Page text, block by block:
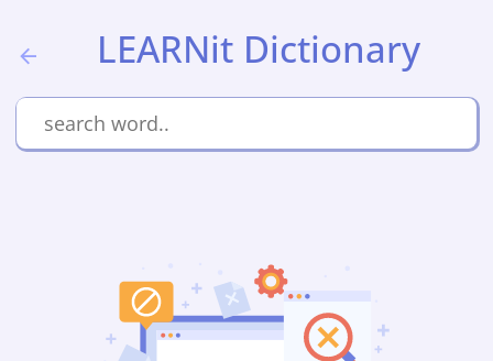
LEARNit Dictionary